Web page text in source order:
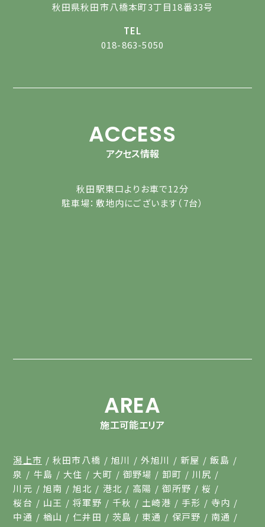
秋田県秋田市八橋本町3丁目18番33号
TEL
018-863-5050
ACCESS
アクセス情報
秋田駅東口よりお車で12分
駐車場：敷地内にございます（7台）
AREA
施工可能エリア
潟上市 秋田市八橋 旭川 外旭川 新屋
飯島
泉
牛島 大住 大町 御野場 卸町
川尻
川元
旭南 旭北 港北 高陽 御所野
桜
桜台
山王 将軍野 千秋 土崎港 手形
寺内
中通
楢山 仁井田 茨島 東通 保戸野
南通